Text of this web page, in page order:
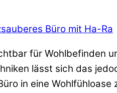
Büro mit Ha-Ra
für Wohlbefinden
lässt sich das
in eine